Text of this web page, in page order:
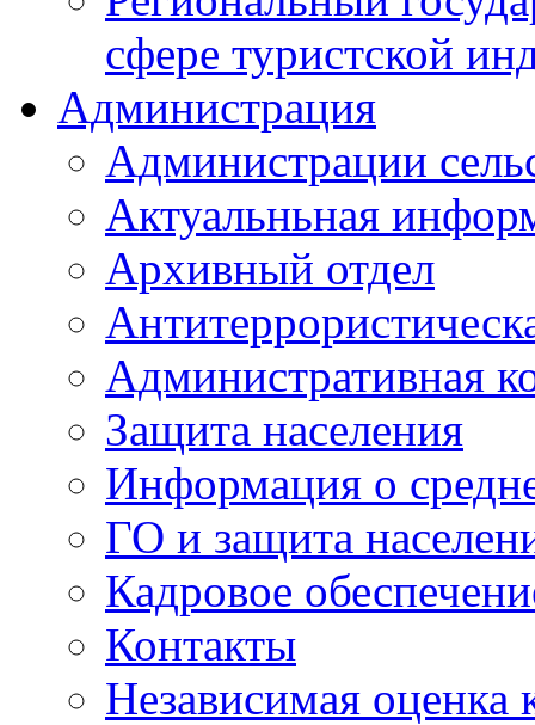
сфере туристской
Администрация
Администрации
Актуальньная
Архивный отдел
Административная
Защита населения
Информация о
ГО и защита
Кадровое
Контакты
Независимая оценка